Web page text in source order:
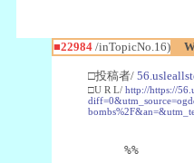
■22984/inTopicNo.16)
□投稿者/
□U R L/ http://https://
%%